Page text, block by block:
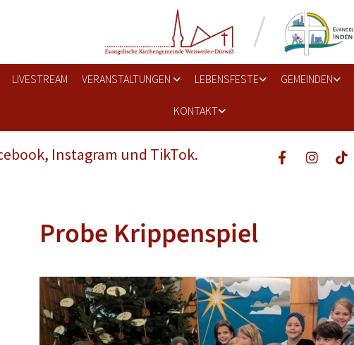
LIVESTREAM VERANSTALTUNGEN LEBENSFESTE GEMEINDEN
KONTAKT
Instagram und TikTok.
Probe Krippenspiel